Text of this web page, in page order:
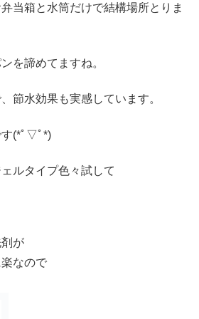
当箱と水筒だけで結構場所とりま
を諦めてますね。
節水効果も実感しています。
す(*ﾟ▽ﾟ*)
ルタイプ色々試して
が
なので